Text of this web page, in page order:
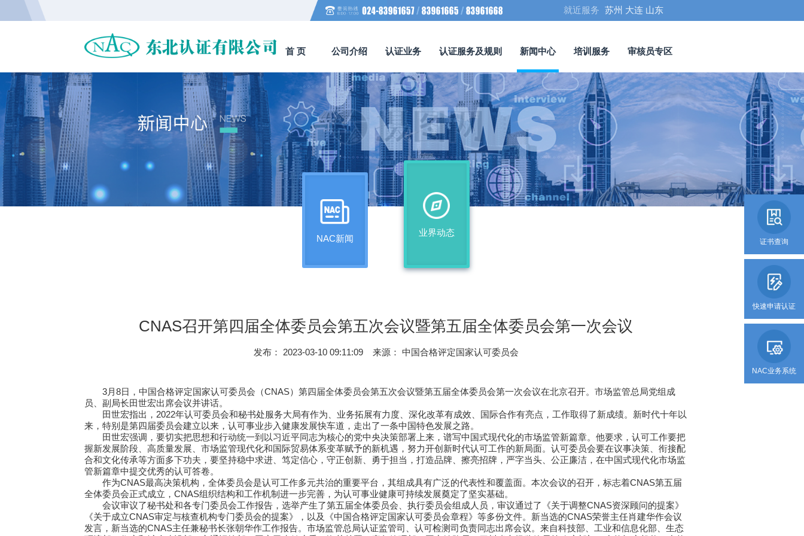
就近服务 苏州 大连 山东
首 页 公司介绍 认证业务 认证服务及规则 新闻中心 培训服务 审核员专区
NAC新闻
业界动态
CNAS召开第四届全体委员会第五次会议暨第五届全体委员会第一次会议
发布： 2023-03-10 09:11:09 来源： 中国合格评定国家认可委员会
3月8日，中国合格评定国家认可委员会（CNAS）第四届全体委员会第五次会议暨第五届全体委员会第一次会议在北京召开。市场监管总局党组成
员、副局长田世宏出席会议并讲话。
田世宏指出，2022年认可委员会和秘书处服务大局有作为、业务拓展有力度、深化改革有成效、国际合作有亮点，工作取得了新成绩。新时代十年以
来，特别是第四届委员会建立以来，认可事业步入健康发展快车道，走出了一条中国特色发展之路。
田世宏强调，要切实把思想和行动统一到以习近平同志为核心的党中央决策部署上来，谱写中国式现代化的市场监管新篇章。他要求，认可工作要把
握新发展阶段、高质量发展、市场监管现代化和国际贸易体系变革赋予的新机遇，努力开创新时代认可工作的新局面。认可委员会要在议事决策、衔接配
合和文化传承等方面多下功夫，要坚持稳中求进、笃定信心，守正创新、勇于担当，打造品牌、擦亮招牌，严字当头、公正廉洁，在中国式现代化市场监
管新篇章中提交优秀的认可答卷。
作为CNAS最高决策机构，全体委员会是认可工作多元共治的重要平台，其组成具有广泛的代表性和覆盖面。本次会议的召开，标志着CNAS第五届
全体委员会正式成立，CNAS组织结构和工作机制进一步完善，为认可事业健康可持续发展奠定了坚实基础。
会议审议了秘书处和各专门委员会工作报告，选举产生了第五届全体委员会、执行委员会组成人员，审议通过了《关于调整CNAS资深顾问的提案》
《关于成立CNAS审定与核查机构专门委员会的提案》，以及《中国合格评定国家认可委员会章程》等多份文件。新当选的CNAS荣誉主任肖建华作会议
发言，新当选的CNAS主任兼秘书长张朝华作工作报告。市场监管总局认证监管司、认可检测司负责同志出席会议。来自科技部、工业和信息化部、生态
证书查询
快速申请认证
NAC业务系统